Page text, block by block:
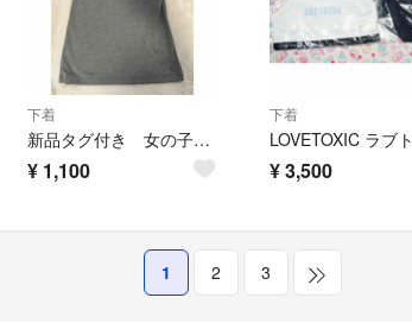
下着
新品タグ付き 女の子パッド入りインナー キッズシャツ キャミソール 160
¥ 1,100
下着
¥3,500
1 2 3